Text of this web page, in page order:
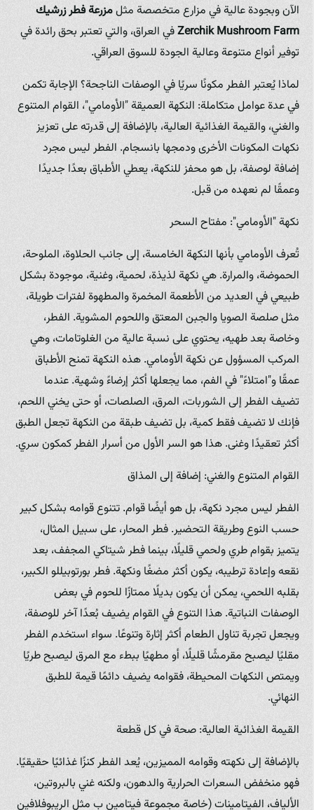
الآن وبجودة عالية في مزارع متخصصة مثلمزرعة فطر زرشيك
Zerchik Mushroom Farmفي العراق، والتي تعتبر بحق رائدة في
توفير أنواع متنوعة وعالية الجودة للسوق العراقي.
لماذا يُعتبر الفطر مكونًا سريًا في الوصفات الناجحة؟ الإجابة تكمن
في عدة عوامل متكاملة: النكهة العميقة "الأومامي"، القوام المتنوع
والغني، والقيمة الغذائية العالية، بالإضافة إلى قدرته على تعزيز
نكهات المكونات الأخرى ودمجها بانسجام. الفطر ليس مجرد
إضافة لوصفة، بل هو محفز للنكهة، يعطي الأطباق بعدًا جديدًا
وعمقًا لم نعهده من قبل.
نكهة "الأومامي": مفتاح السحر
تُعرف الأومامي بأنها النكهة الخامسة، إلى جانب الحلاوة، الملوحة،
الحموضة، والمرارة. هي نكهة لذيذة، لحمية، وغنية، موجودة بشكل
طبيعي في العديد من الأطعمة المخمرة والمطهوة لفترات طويلة،
مثل صلصة الصويا والجبن المعتق واللحوم المشوية. الفطر،
وخاصة بعد طهيه، يحتوي على نسبة عالية من الغلوتامات، وهي
المركب المسؤول عن نكهة الأومامي. هذه النكهة تمنح الأطباق
عمقًا و"امتلاءً" في الفم، مما يجعلها أكثر إرضاءً وشهية. عندما
تضيف الفطر إلى الشوربات، المرق، الصلصات، أو حتى يخني اللحم،
فإنك لا تضيف فقط كمية، بل تضيف طبقة من النكهة تجعل الطبق
أكثر تعقيدًا وغنى. هذا هو السر الأول من أسرار الفطر كمكون سري.
القوام المتنوع والغني: إضافة إلى المذاق
الفطر ليس مجرد نكهة، بل هو أيضًا قوام. تتنوع قوامه بشكل كبير
حسب النوع وطريقة التحضير. فطر المحار، على سبيل المثال،
يتميز بقوام طري ولحمي قليلًا، بينما فطر شيتاكي المجفف، بعد
نقعه وإعادة ترطيبه، يكون أكثر مضغًا ونكهة. فطر بورتوبيللو الكبير،
بقلبه اللحمي، يمكن أن يكون بديلًا ممتازًا للحوم في بعض
الوصفات النباتية. هذا التنوع في القوام يضيف بُعدًا آخر للوصفة،
ويجعل تجربة تناول الطعام أكثر إثارة وتنوعًا. سواء استخدم الفطر
مقليًا ليصبح مقرمشًا قليلًا، أو مطهيًا ببطء مع المرق ليصبح طريًا
ويمتص النكهات المحيطة، فقوامه يضيف دائمًا قيمة للطبق
النهائي.
القيمة الغذائية العالية: صحة في كل قطعة
بالإضافة إلى نكهته وقوامه المميزين، يُعد الفطر كنزًا غذائيًا حقيقيًا.
فهو منخفض السعرات الحرارية والدهون، ولكنه غني بالبروتين،
الألياف، الفيتامينات (خاصة مجموعة فيتامين ب مثل الريبوفلافين